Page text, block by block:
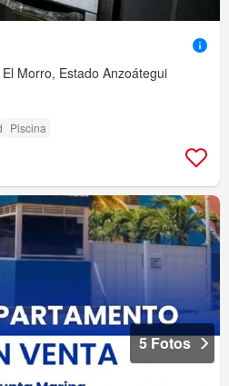
Morro, Estado Anzoátegui
Piscina
5 Fotos